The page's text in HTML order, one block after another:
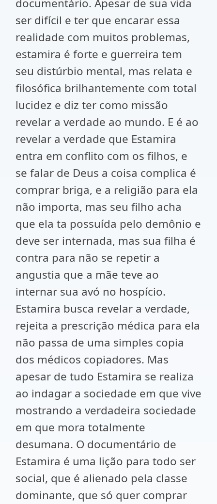
documentário. Apesar de sua vida
ser difícil e ter que encarar essa
realidade com muitos problemas,
estamira é forte e guerreira tem
seu distúrbio mental, mas relata e
filosófica brilhantemente com total
lucidez e diz ter como missão
revelar a verdade ao mundo. E é ao
revelar a verdade que Estamira
entra em conflito com os filhos, e
se falar de Deus a coisa complica é
comprar briga, e a religião para ela
não importa, mas seu filho acha
que ela ta possuída pelo demônio e
deve ser internada, mas sua filha é
contra para não se repetir a
angustia que a mãe teve ao
internar sua avó no hospício.
Estamira busca revelar a verdade,
rejeita a prescrição médica para ela
não passa de uma simples copia
dos médicos copiadores. Mas
apesar de tudo Estamira se realiza
ao indagar a sociedade em que vive
mostrando a verdadeira sociedade
em que mora totalmente
desumana. O documentário de
Estamira é uma lição para todo ser
social, que é alienado pela classe
dominante, que só quer comprar